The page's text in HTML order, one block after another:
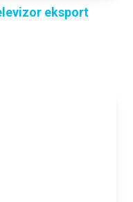
eksport